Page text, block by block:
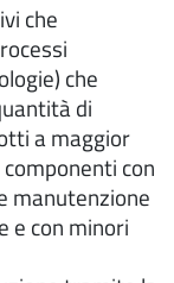
che
che
di
a maggior
con
manutenzione
e con minori